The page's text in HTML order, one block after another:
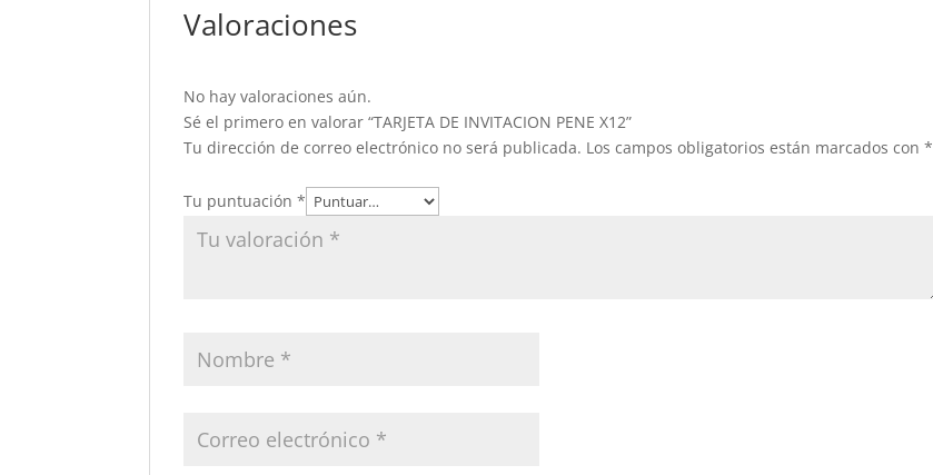
Valoraciones
No hay valoraciones aún.
Sé el primero en valorar “TARJETA DE INVITACION PENE X12”
Tu dirección de correo electrónico no será publicada. Los campos obligatorios están marcados con*
Tu puntuación*